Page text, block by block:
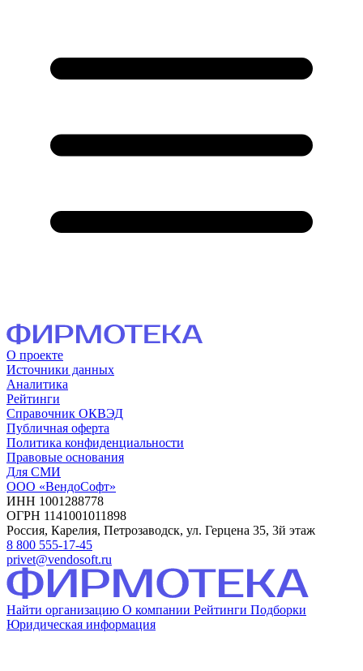
О проекте
Источники данных
Аналитика
Рейтинги
Справочник ОКВЭД
Публичная оферта
Политика конфиденциальности
Правовые основания
Для СМИ
ООО «ВендоСофт»
ИНН 1001288778
ОГРН 1141001011898
Россия, Карелия, Петрозаводск, ул. Герцена 35, 3й этаж
8 800 555-17-45
privet@vendosoft.ru
Найти организацию О компании Рейтинги Подборки
Юридическая информация